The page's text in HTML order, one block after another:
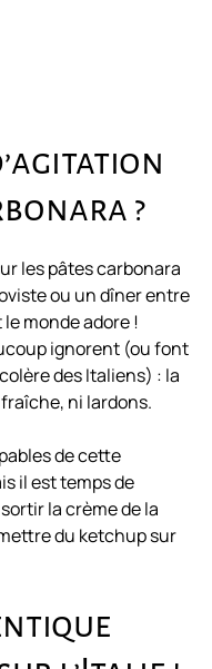
?
les pâtes carbonara
ou un dîner entre
monde adore !
ignorent (ou font
des Italiens) : la
ni lardons.
de cette
il est temps de
la crème de la
du ketchup sur